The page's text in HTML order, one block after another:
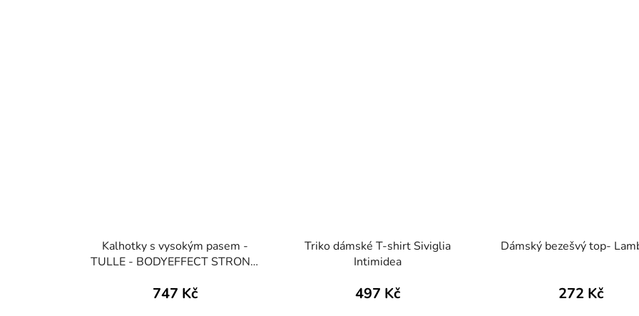
Kalhotky s vysokým pasem -
TULLE - BODYEFFECT STRONG
747 Kč
Triko dámské T-shirt Siviglia
Intimidea
497 Kč
Dámský bezešvý top-
272 Kč